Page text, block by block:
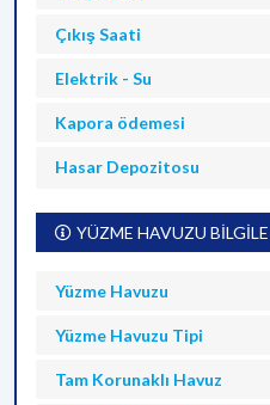
Çıkış Saati
Elektrik - Su
Kapora ödemesi
Hasar Depozitosu
YÜZME HAVUZU
Yüzme Havuzu
Yüzme Havuzu Tipi
Tam Korunaklı Havuz